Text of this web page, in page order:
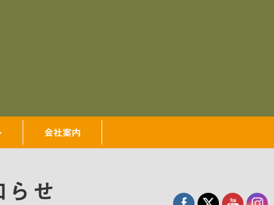
会社案内
せ